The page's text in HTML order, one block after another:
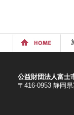
公益財団法人富士
〒416-0953 静岡